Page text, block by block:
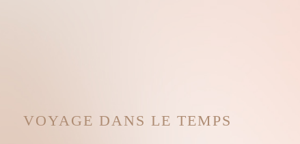
VOYAGE DANS LE TEMPS